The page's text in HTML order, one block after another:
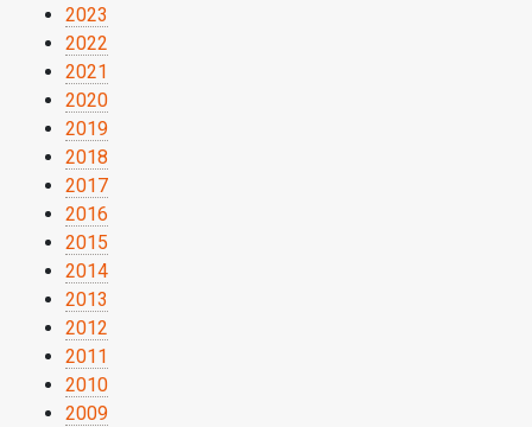
2023
2022
2021
2020
2019
2018
2017
2016
2015
2014
2013
2012
2011
2010
2009